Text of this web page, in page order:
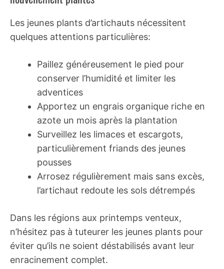
Les jeunes plants d’artichauts nécessitent
quelques attentions particulières:
Paillez généreusement le pied pour
conserver l’humidité et limiter les
adventices
Apportez un engrais organique riche en
azote un mois après la plantation
Surveillez les limaces et escargots,
particulièrement friands des jeunes
pousses
Arrosez régulièrement mais sans excès,
l’artichaut redoute les sols détrempés
Dans les régions aux printemps venteux,
n’hésitez pas à tuteurer les jeunes plants pour
éviter qu’ils ne soient déstabilisés avant leur
enracinement complet.